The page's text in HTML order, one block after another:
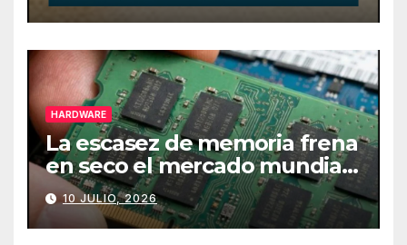
HARDWARE
La escasez de memoria frena
en seco el mercado mundial
de PCs
10 JULIO, 2026